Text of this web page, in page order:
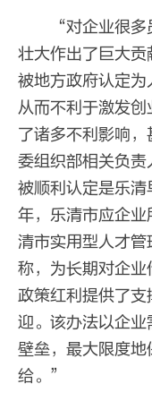
“对企业很
壮大作出了巨大
被地方政府认定为
从而不利于激发
了诸多不利影响
委组织部相关负
被顺利认定是乐
年，乐清市应企
清市实用型人才
称，为长期对企
政策红利提供了
迎。该办法以企
壁垒，最大限度
给。”